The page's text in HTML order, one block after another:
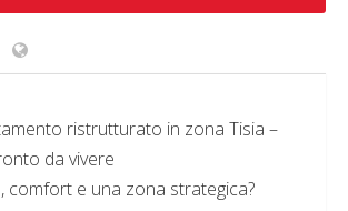
ristrutturato in zona Tisia –
da vivere
comfort e una zona strategica?